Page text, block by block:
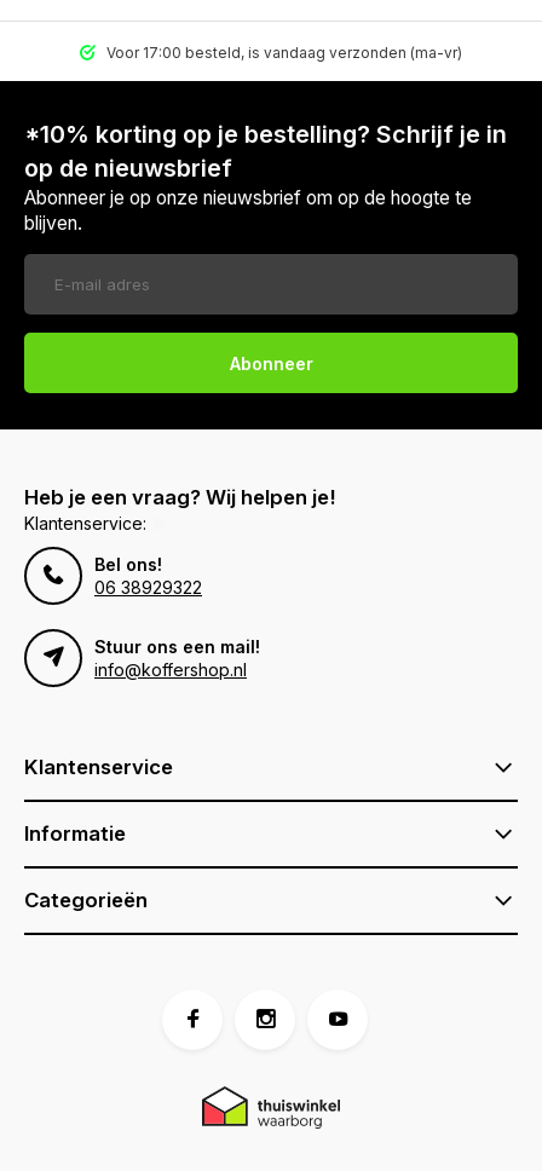
Voor 17:00 besteld, is vandaag verzonden (ma-vr)
*10% korting op je bestelling? Schrijf je in
op de nieuwsbrief
Abonneer je op onze nieuwsbrief om op de hoogte te
blijven.
Abonneer
Heb je een vraag? Wij helpen je!
Klantenservice:
Bel ons!
06 38929322
Stuur ons een mail!
info@koffershop.nl
Klantenservice
Informatie
Categorieën